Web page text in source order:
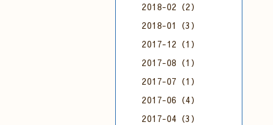
2018-02（2）
2018-01（3）
2017-12（1）
2017-08（1）
2017-07（1）
2017-06（4）
2017-04（3）